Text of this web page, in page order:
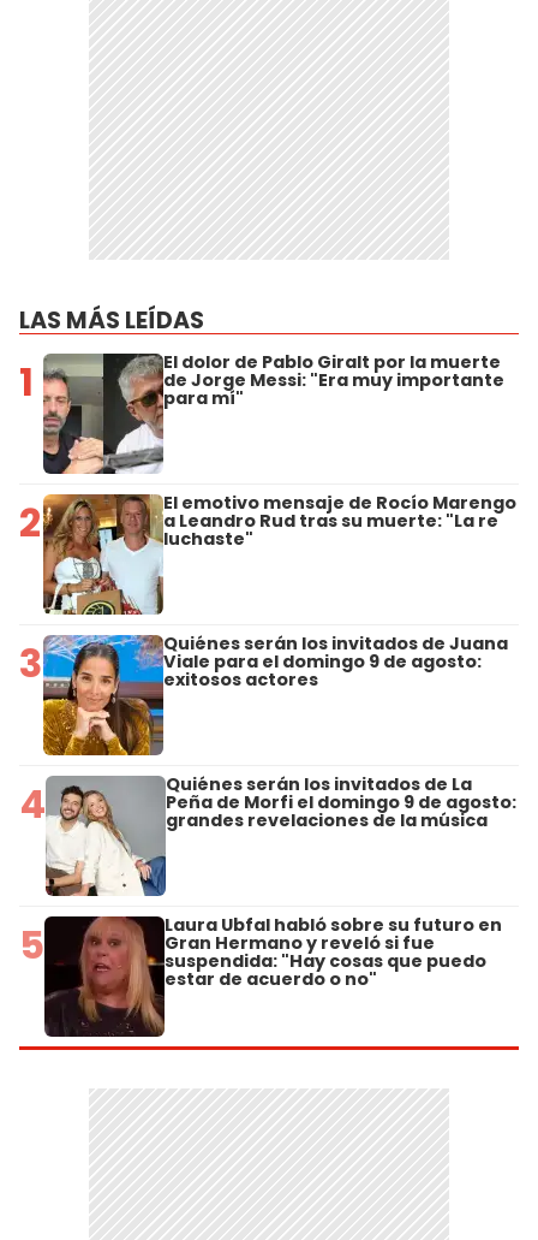
LAS MÁS LEÍDAS
1 El dolor de Pablo Giralt por la muerte
de Jorge Messi: "Era muy importante
para mí"
2 El emotivo mensaje de Rocío Marengo
a Leandro Rud tras su muerte: "La re
luchaste"
3 Quiénes serán los invitados de Juana
Viale para el domingo 9 de agosto:
exitosos actores
4 Quiénes serán los invitados de La
Peña de Morfi el domingo 9 de agosto:
grandes revelaciones de la música
5 Laura Ubfal habló sobre su futuro en
Gran Hermano y reveló si fue
suspendida: "Hay cosas que puedo
estar de acuerdo o no"